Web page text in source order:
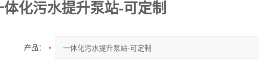
体化污水提升泵站-可定制
产品：